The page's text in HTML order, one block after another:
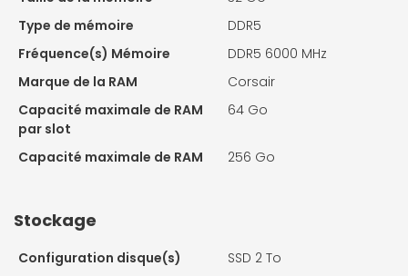
Type de mémoire
DDR5
Fréquence(s) Mémoire
DDR5 6000 MHz
Marque de la RAM
Corsair
Capacité maximale de RAM
par slot
64 Go
Capacité maximale de RAM 256 Go
Stockage
Configuration disque(s)
SSD 2 To